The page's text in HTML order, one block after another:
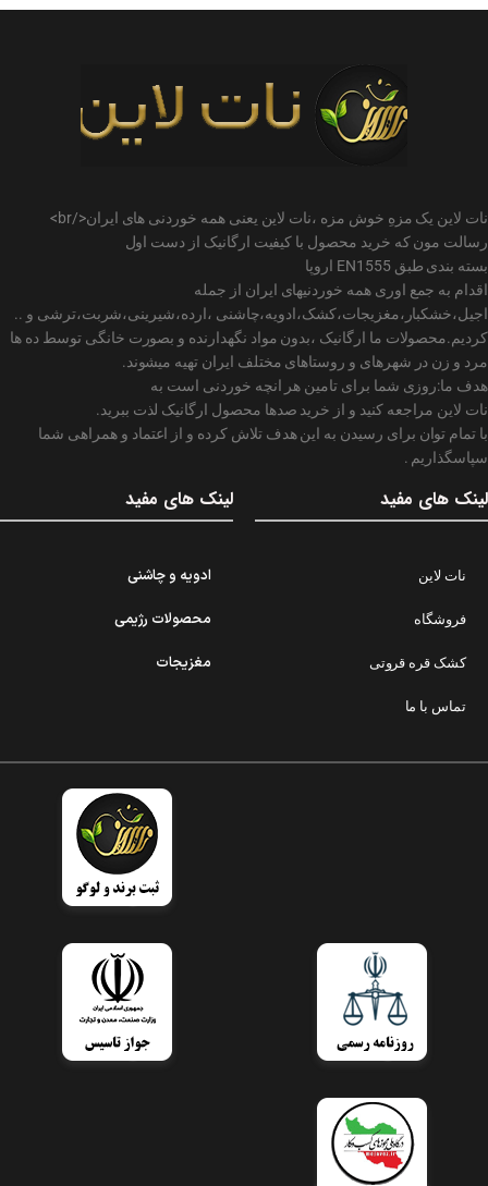
نات لاین یک مزهِ خوش مزه ،نات لاین یعنی همه خوردنی های ایران</br>
رسالت مون که خرید محصول با کیفیت ارگانیک از دست اول
بسته بندی طبق EN1555 اروپا
اقدام به جمع اوری همه خوردنیهای ایران از جمله
اجیل،خشکبار،مغزیجات،کشک،ادویه،چاشنی ،ارده،شیرینی،شربت،ترشی و ..
کردیم.محصولات ما ارگانیک ،بدون مواد نگهدارنده و بصورت خانگی توسط ده ها
مرد و زن در شهرهای و روستاهای مختلف ایران تهیه میشوند.
هدف ما:روزی شما برای تامین هر انچه خوردنی است به
نات لاین مراجعه کنید و از خرید صدها محصول ارگانیک لذت ببرید.
با تمام توان برای رسیدن به این هدف تلاش کرده و از اعتماد و همراهی شما
سپاسگذاریم .
لینک های مفید
نات لاین
فروشگاه
کشک قره قروتی
تماس با ما
لینک های مفید
ادویه و چاشنی
محصولات رژیمی
مغزیجات